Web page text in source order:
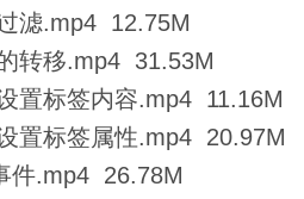
滤.mp4 12.75M
转移.mp4 31.53M
标签内容.mp4 11.16M
标签属性.mp4 20.97M
.mp4 26.78M